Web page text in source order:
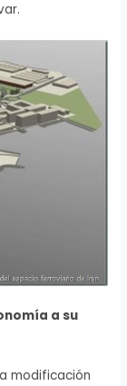
a su
modificación